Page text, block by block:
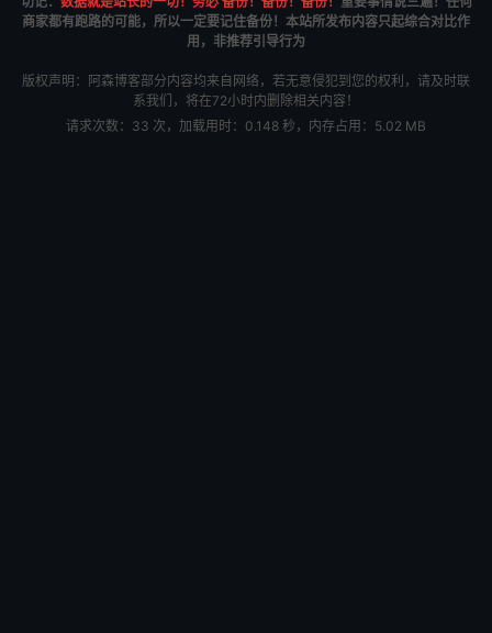
商家都有跑路的可能，所以一定要记住备份！本站所发布内容只起综合对比作
用，非推荐引导行为
版权声明：阿森博客部分内容均来自网络，若无意侵犯到您的权利，请及时联
系我们，将在72小时内删除相关内容！
请求次数：33 次，加载用时：0.148 秒，内存占用：5.02 MB